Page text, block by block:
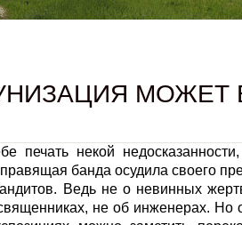
МОЖЕТ
некой недосказанности,
банда осудила своего
Ведь не о невинных
не об инженерах. Но